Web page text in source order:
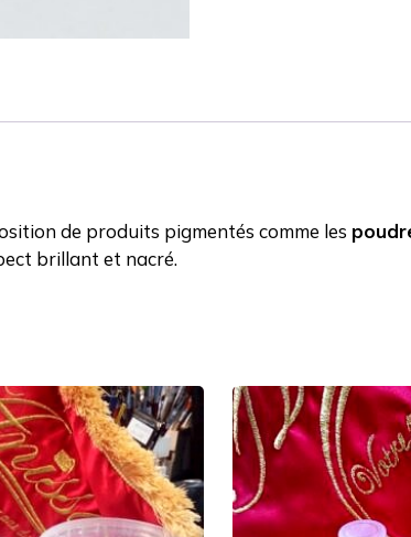
de produits pigmentés comme les
brillant et nacré.